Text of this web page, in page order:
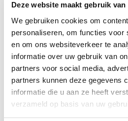
Deze website maakt gebruik van
We gebruiken cookies om
personaliseren, om functies voor
en om ons websiteverkeer te
informatie over uw gebruik van
partners voor social media,
partners kunnen deze gegevens
informatie die u aan ze heeft
verzameld op basis van uw
dichtbij
Met 60+ verkooppunten in
met onze XL Travelcenters,
TravelXL@Home en deze
klaar.
• Ontzorgen van A-Z •
Bespaar tijd en stress
TravelXL